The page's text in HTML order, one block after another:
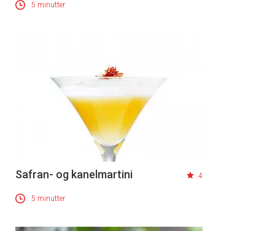
5 minutter
Safran- og kanelmartini 4
5 minutter